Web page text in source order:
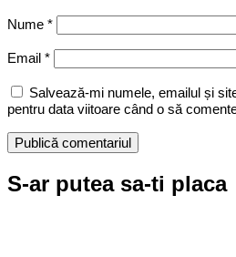
Nume *
Email *
Salvează-mi numele, emailul și
pentru data viitoare când o să
S-ar putea sa-ti placa